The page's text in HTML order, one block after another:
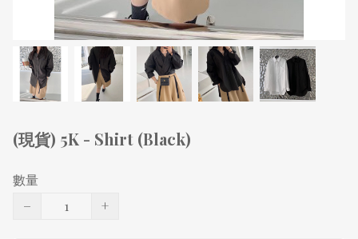
(現貨) 5K - Shirt (Black)
數量
−
+